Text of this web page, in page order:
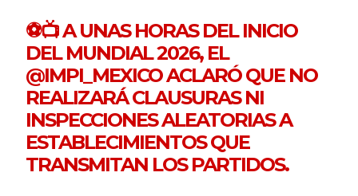
⚽📺 A UNAS HORAS DEL INICIO
DEL MUNDIAL 2026, EL
@IMPI_MEXICOACLARÓ QUE NO
REALIZARÁ CLAUSURAS NI
INSPECCIONES ALEATORIAS A
ESTABLECIMIENTOS QUE
TRANSMITAN LOS PARTIDOS.